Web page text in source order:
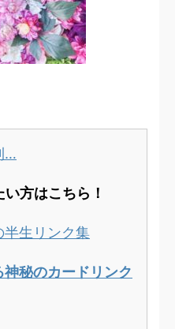
…
方はこちら！
半生リンク集
秘のカードリンク